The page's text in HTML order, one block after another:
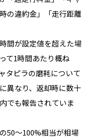
の違約金」「走行距離
間が設定値を超えた場
て1時間あたり概ね
タピラの磨耗について
異なり、返却時に数十
でも報告されていま
50〜100%相当が相場